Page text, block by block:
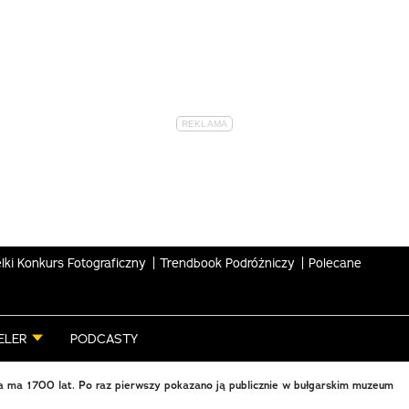
Konkurs Fotograficzny Trendbook Podróżniczy Polecane
PODCASTY
ma 1700 lat. Po raz pierwszy pokazano ją publicznie w bułgarskim muzeum